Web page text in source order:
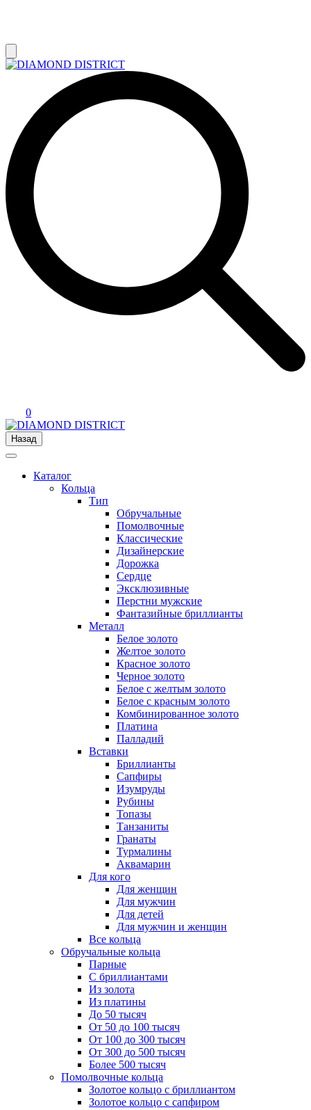
0
Назад
Каталог
Кольца
Тип
Обручальные
Помолвочные
Классические
Дизайнерские
Дорожка
Сердце
Эксклюзивные
Перстни мужские
Фантазийные бриллианты
Металл
Белое золото
Желтое золото
Красное золото
Черное золото
Белое с желтым золото
Белое с красным золото
Комбинированное золото
Платина
Палладий
Вставки
Бриллианты
Сапфиры
Изумруды
Рубины
Топазы
Танзаниты
Гранаты
Турмалины
Аквамарин
Для кого
Для женщин
Для мужчин
Для детей
Для мужчин и женщин
Все кольца
Обручальные кольца
Парные
С бриллиантами
Из золота
Из платины
До 50 тысяч
От 50 до 100 тысяч
От 100 до 300 тысяч
От 300 до 500 тысяч
Более 500 тысяч
Помолвочные кольца
Золотое кольцо с бриллиантом
Золотое кольцо с сапфиром